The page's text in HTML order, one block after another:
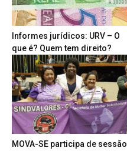
Informes jurídicos: URV – O
que é? Quem tem direito?
MOVA-SE participa de sessão